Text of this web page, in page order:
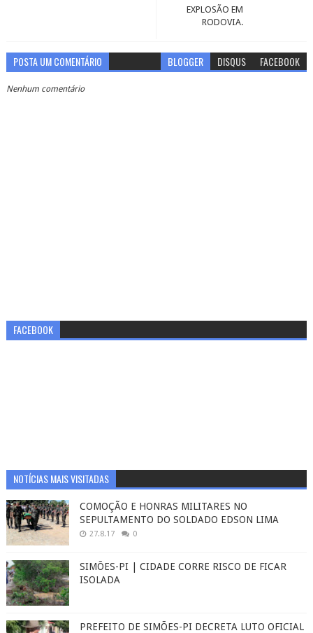
EXPLOSÃO EM
RODOVIA.
POSTA UM COMENTÁRIO BLOGGER DISQUS FACEBOOK
Nenhum comentário
FACEBOOK
NOTÍCIAS MAIS VISITADAS
COMOÇÃO E HONRAS MILITARES NO
SEPULTAMENTO DO SOLDADO EDSON LIMA
27.8.17 0
SIMÕES-PI | CIDADE CORRE RISCO DE FICAR
ISOLADA
PREFEITO DE SIMÕES-PI DECRETA LUTO OFICIAL